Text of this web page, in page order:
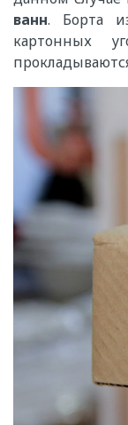
ванн. Борта
картонных